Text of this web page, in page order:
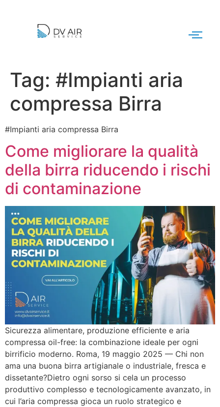
Tag: #Impianti aria
compressa Birra
#Impianti aria compressa Birra
Come migliorare la qualità
della birra riducendo i rischi
di contaminazione
Sicurezza alimentare, produzione efficiente e aria
compressa oil-free: la combinazione ideale per ogni
birrificio moderno. Roma, 19 maggio 2025 — Chi non
ama una buona birra artigianale o industriale, fresca e
dissetante?Dietro ogni sorso si cela un processo
produttivo complesso e tecnologicamente avanzato, in
cui l’aria compressa gioca un ruolo strategico e